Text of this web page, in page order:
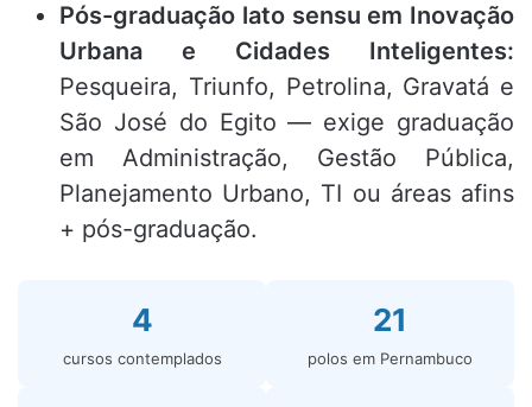
Pós-graduação lato sensu em Inovação
Urbana e Cidades Inteligentes:
Pesqueira, Triunfo, Petrolina, Gravatá e
São José do Egito — exige graduação
em Administração, Gestão Pública,
Planejamento Urbano, TI ou áreas afins
+ pós-graduação.
4
cursos contemplados
21
polos em Pernambuco